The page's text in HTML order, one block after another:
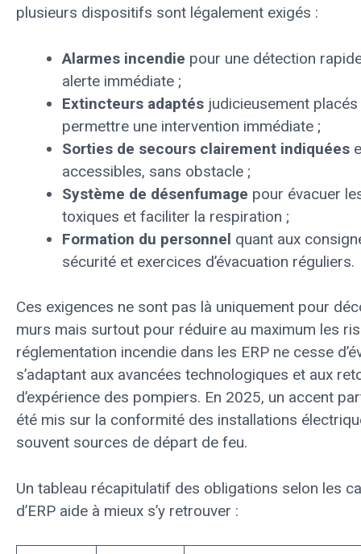
plusieurs dispositifs sont légalement exigés :
Alarmes incendie pour une détection
alerte immédiate ;
Extincteurs adaptés judicieusement
permettre une intervention immédiate ;
Sorties de secours clairement indiquées
accessibles, sans obstacle ;
Système de désenfumage pour évacuer
toxiques et faciliter la respiration ;
Formation du personnel quant aux
sécurité et exercices d’évacuation réguliers.
Ces exigences ne sont pas là uniquement pour
murs mais surtout pour réduire au maximum les
réglementation incendie dans les ERP ne cesse
s’adaptant aux avancées technologiques et aux
d’expérience des pompiers. En 2025, un accent
été mis sur la conformité des installations
souvent sources de départ de feu.
Un tableau récapitulatif des obligations selon les
d’ERP aide à mieux s’y retrouver :